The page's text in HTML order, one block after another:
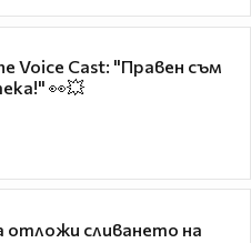
Voice Cast: "Правен съм
👀💥
отложи сливането на